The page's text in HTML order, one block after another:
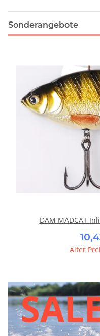
Sonderangebote
DAM MADCAT
Alter